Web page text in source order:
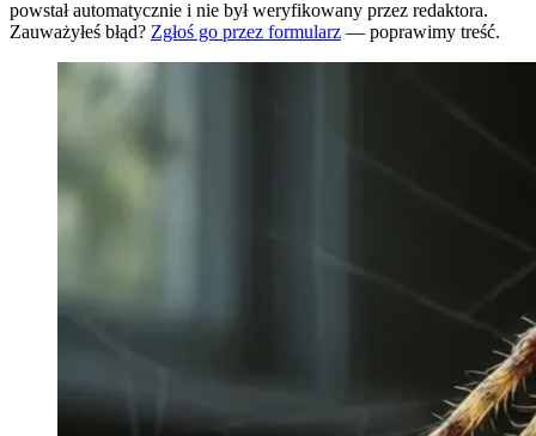
powstał automatycznie i nie był weryfikowany przez redaktora.
Zauważyłeś błąd? Zgłoś go przez formularz — poprawimy treść.